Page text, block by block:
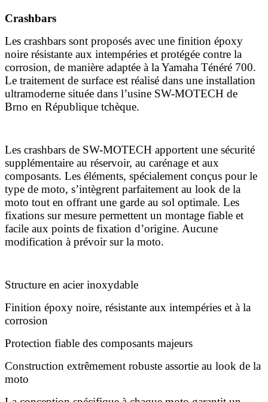
Crashbars
Les crashbars sont proposés avec une finition époxy
noire résistante aux intempéries et protégée contre la
corrosion, de manière adaptée à la Yamaha Ténéré 700.
Le traitement de surface est réalisé dans une installation
ultramoderne située dans l’usine SW-MOTECH de
Brno en République tchèque.
Les crashbars de SW-MOTECH apportent une sécurité
supplémentaire au réservoir, au carénage et aux
composants. Les éléments, spécialement conçus pour le
type de moto, s’intègrent parfaitement au look de la
moto tout en offrant une garde au sol optimale. Les
fixations sur mesure permettent un montage fiable et
facile aux points de fixation d’origine. Aucune
modification à prévoir sur la moto.
Structure en acier inoxydable
Finition époxy noire, résistante aux intempéries et à la
corrosion
Protection fiable des composants majeurs
Construction extrêmement robuste assortie au look de la
moto